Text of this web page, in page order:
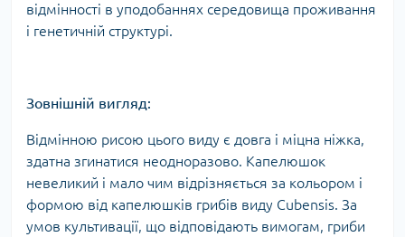
відмінності в уподобаннях середовища проживання
і генетичній структурі.
Зовнішній вигляд:
Відмінною рисою цього виду є довга і міцна ніжка,
здатна згинатися неодноразово. Капелюшок
невеликий і мало чим відрізняється за кольором і
формою від капелюшків грибів виду Cubensis. За
умов культивації, що відповідають вимогам, гриби